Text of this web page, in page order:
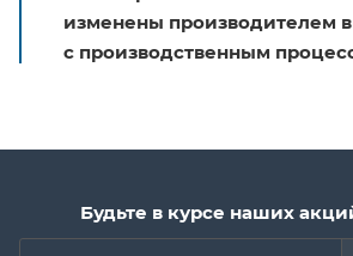
изменены производителем в
с производственным
Будьте в курсе наших